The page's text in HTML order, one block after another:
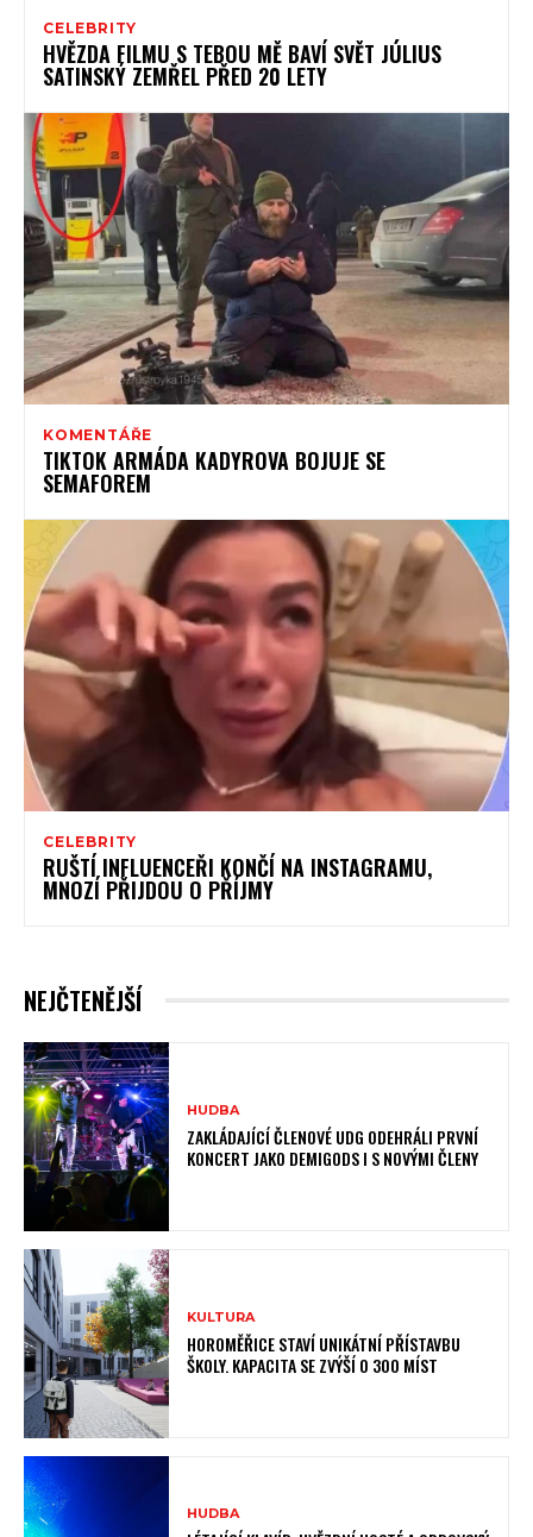
CELEBRITY
HVĚZDA FILMU S TEBOU MĚ BAVÍ SVĚT JÚLIUS
SATINSKÝ ZEMŘEL PŘED 20 LETY
KOMENTÁŘE
TIKTOK ARMÁDA KADYROVA BOJUJE SE
SEMAFOREM
CELEBRITY
RUŠTÍ INFLUENCEŘI KONČÍ NA INSTAGRAMU,
MNOZÍ PŘIJDOU O PŘÍJMY
NEJČTENĚJŠÍ
HUDBA
ZAKLÁDAJÍCÍ ČLENOVÉ UDG ODEHRÁLI PRVNÍ
KONCERT JAKO DEMIGODS I S NOVÝMI ČLENY
KULTURA
HOROMĚŘICE STAVÍ UNIKÁTNÍ PŘÍSTAVBU
ŠKOLY. KAPACITA SE ZVÝŠÍ O 300 MÍST
HUDBA